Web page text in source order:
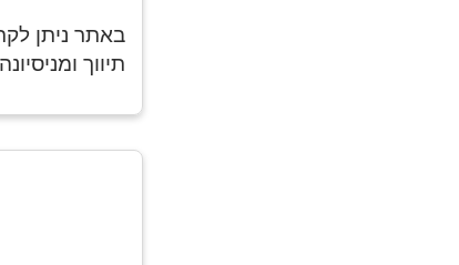
באתר ניתן
תיווך